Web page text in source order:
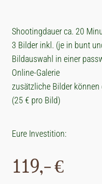
Shootingdauer ca. 20
3 Bilder inkl. (je in bunt
Bildauswahl in einer
Online-Galerie
zusätzliche Bilder können
(25 € pro Bild)
Eure Investition:
119,- €